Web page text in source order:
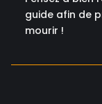
guide afin de
mourir !